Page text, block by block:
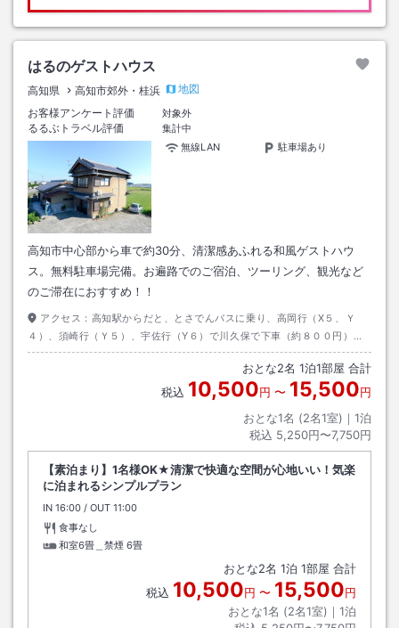
はるのゲストハウス
高知県 高知市郊外・桂浜
地図
お客様アンケート評価
対象外
るるぶトラベル評価
集計中
無線LAN
駐車場あり
高知市中心部から車で約30分、清潔感あふれる和風ゲストハウ
ス。無料駐車場完備。お遍路でのご宿泊、ツーリング、観光など
のご滞在におすすめ！！
アクセス： 高知駅からだと、とさでんバスに乗り、高岡行（X５、Ｙ
４）、須崎行（Ｙ５）、宇佐行（Y６）で川久保で下車（約８００円）し
徒歩約１分。
おとな2名 1泊1部屋 合計
税込 10,500円 〜 15,500円
おとな1名 (2名1室)｜ 1泊
税込 5,250円〜7,750円
【素泊まり】1名様OK★清潔で快適な空間が心地いい！気楽
に泊まれるシンプルプラン
IN チェックイン
16:00 / OUT チェックアウト
11:00
食事なし
和室6畳＿禁煙 6畳
おとな2名 1泊 1部屋 合計
税込 10,500円 〜 15,500円
おとな1名 (2名1室)｜ 1泊